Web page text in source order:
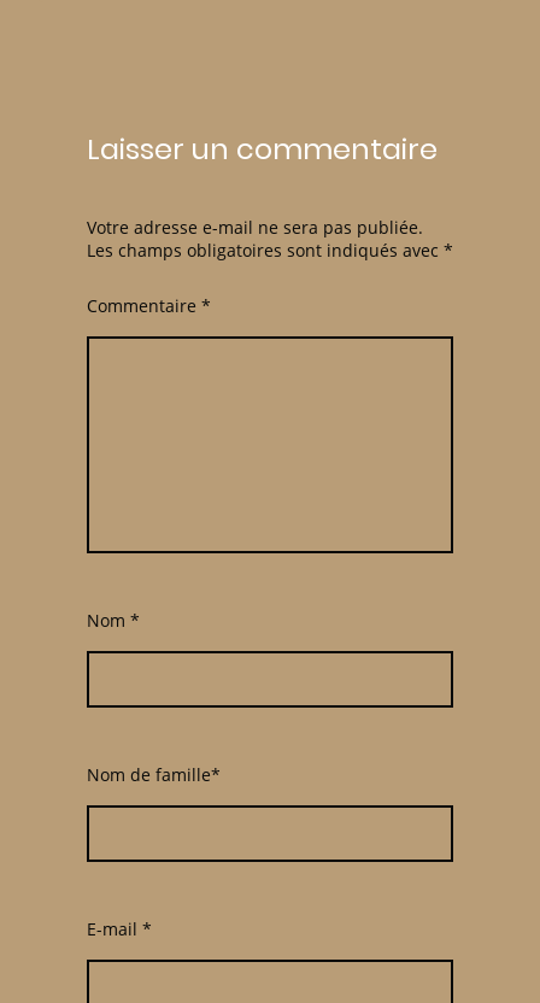
Laisser un commentaire
Votre adresse e-mail ne sera pas publiée.
Les champs obligatoires sont indiqués avec *
Commentaire *
Nom *
Nom de famille*
E-mail *